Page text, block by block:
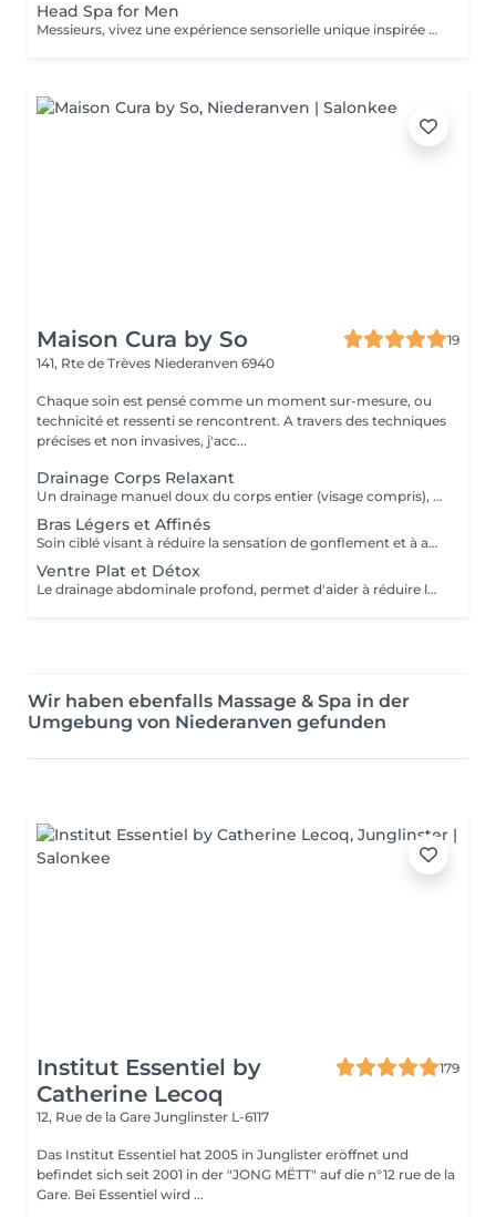
Head Spa for Men
Messieurs, vivez une expérience sensorielle unique inspirée des traditions anciennes japonaises dédiées au soin du corps et à l'apaisement de l'esprit adapté à votre peau. Le Head Spa combine soin des cheveux et du visage pour améliorer la revitalisation du cuir chevelu tout en favorisant la réduction du stress et la relaxation générale: - Soin du visage (nettoyage, massage, masque et/ou soin de la barbe) - Massage manuel des épaules, de la nuque et du cuir chevelu à l'huile précieuse et utilisation de différents outils - Fontaine d'eau chaude - Shampoing - Sérum capillaire - Séchage des cheveux
Maison Cura by So
19
141, Rte de Trèves Niederanven 6940
Chaque soin est pensé comme un moment sur-mesure, ou
technicité et ressenti se rencontrent. A travers des techniques
précises et non invasives, j'acc...
Drainage Corps Relaxant
Un drainage manuel doux du corps entier (visage compris), favorisant la détente profonde, la circulation lymphatique et la sensation de légèreté. Idéal en période de stress, de fatigue, ou lorsque le corps a besoin d'un véritable moment de récupération.
Bras Légers et Affinés
Soin ciblé visant à réduire la sensation de gonflement et à améliorer le confort des bras. Favorise la circulation et procure une sensation de légèreté immédiate.
Ventre Plat et Détox
Le drainage abdominale profond, permet d'aider à réduire la sensation de gonflement liée à plusieurs facteurs (stress, déséquilibre hormonal, inflammation chronique, problèmes digestifs, diastasis). Ce soin procure un véritable relâchement des tensions abdominales procurant un sentiment de bien être immédiat après la séance.
Wir haben ebenfalls Massage & Spa in der
Umgebung von Niederanven gefunden
Institut Essentiel by
Catherine Lecoq
179
12, Rue de la Gare Junglinster L-6117
Das Institut Essentiel hat 2005 in Junglister eröffnet und
befindet sich seit 2001 in der "JONG MËTT" auf die n°12 rue de la
Gare. Bei Essentiel wird ...